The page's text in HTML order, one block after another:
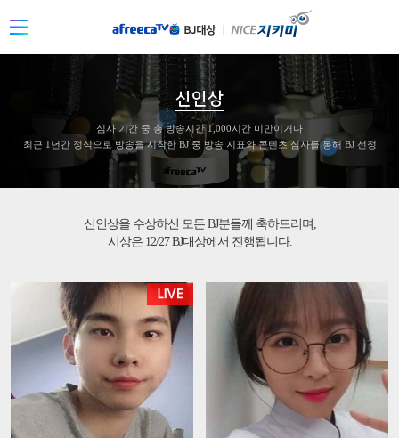
신인상
심사 기간 중 총 방송시간 1,000시간 미만이거나
최근 1년간 정식으로 방송을 시작한 BJ 중 방송 지표와 콘텐츠 심사를 통해 BJ 선정
신인상을 수상하신 모든 BJ분들께 축하드리며,
시상은 12/27 BJ대상에서 진행됩니다.